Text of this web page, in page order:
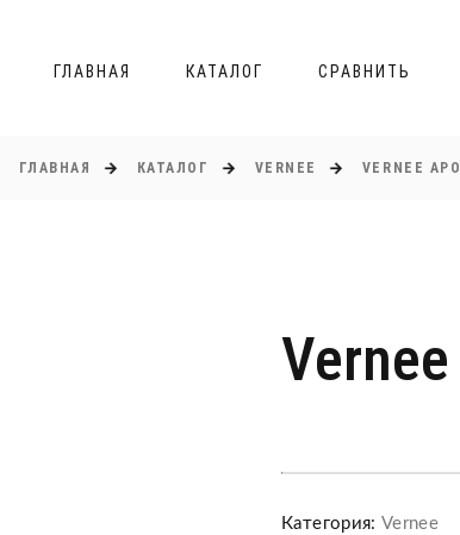
ГЛАВНАЯ КАТАЛОГ СРАВНИТЬ
ГЛАВНАЯ КАТАЛОГ VERNEE VERNEE
Категория: Vernee